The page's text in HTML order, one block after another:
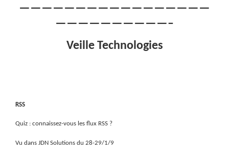
—————————————————
——————————–
Veille Technologies
RSS
Quiz : connaissez-vous les flux RSS ?
Vu dans JDN Solutions du 28-29/1/9